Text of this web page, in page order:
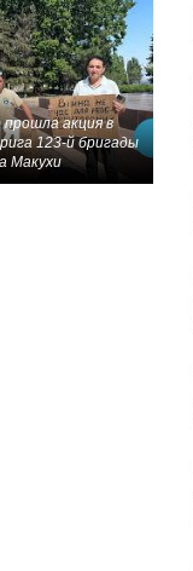
акция в
123-й бригады
Макухи